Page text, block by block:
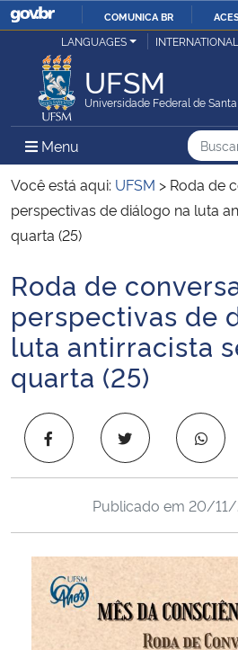
IR
COMUNICA BR
Ministério da Justiça e Segurança Pública
Ministério da Defesa
Ministério das Relações Exteriores
Ministério da Economia
Ministério da Infraestrutura
Ministério da Agricultura, Pecuária e
Ministério da Educação
Ministério da Cidadania
Ministério da Saúde
Ministério de Minas e Energia
Ministério da Ciência, Tecnologia, Inovações
Ministério do Meio Ambiente
LANGUAGES INTERNATIONAL
UFSM
Universidade Federal de
Menu Menu Principal do Sítio
Busca:
Você está aqui: UFSM > Roda de
perspectivas de diálogo na luta
quarta (25)
Início do conteúdo
Roda de
perspectivas de
luta antirracista
quarta (25)
Publicado em 20/11/